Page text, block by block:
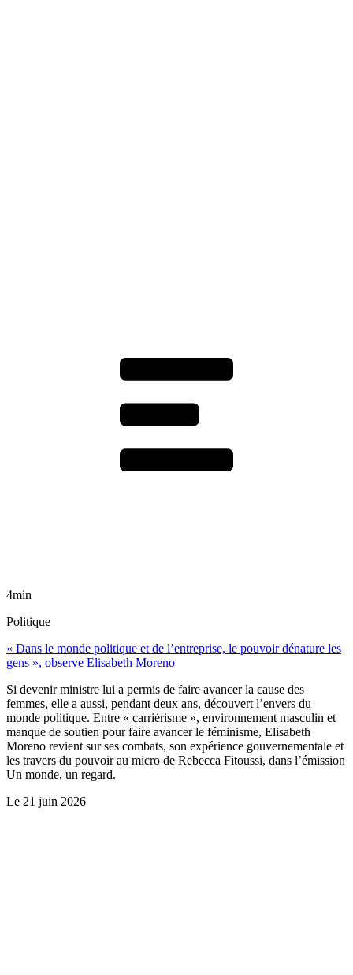
4min
Politique
« Dans le monde politique et de l’entreprise, le pouvoir dénature les
gens », observe Elisabeth Moreno
Si devenir ministre lui a permis de faire avancer la cause des
femmes, elle a aussi, pendant deux ans, découvert l’envers du
monde politique. Entre « carriérisme », environnement masculin et
manque de soutien pour faire avancer le féminisme, Elisabeth
Moreno revient sur ses combats, son expérience gouvernementale et
les travers du pouvoir au micro de Rebecca Fitoussi, dans l’émission
Un monde, un regard.
Le 21 juin 2026